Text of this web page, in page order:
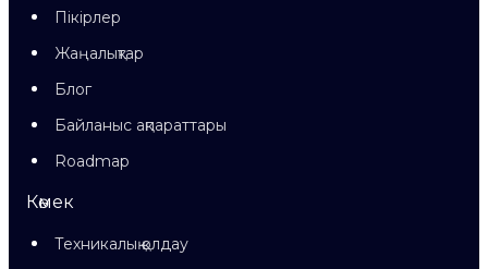
Пікірлер
Жаңалықтар
Блог
Байланыс ақпараттары
Roadmap
Көмек
Техникалық қолдау